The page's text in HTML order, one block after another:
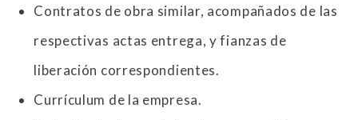
Contratos de obra similar, acompañados de las
respectivas actas entrega, y fianzas de
liberación correspondientes.
Currículum de la empresa.